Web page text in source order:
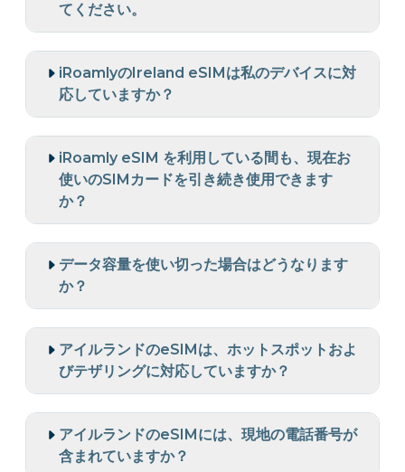
てください。
iRoamlyのIreland eSIMは私のデバイスに対
応していますか？
iRoamly eSIM を利用している間も、現在お
使いのSIMカードを引き続き使用できます
か？
データ容量を使い切った場合はどうなります
か？
アイルランドのeSIMは、ホットスポットおよ
びテザリングに対応していますか？
アイルランドのeSIMには、現地の電話番号が
含まれていますか？